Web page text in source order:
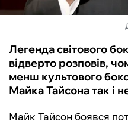
БУКМЕКЕРИ
Легенда світового
відверто розповів,
менш культового
Майка Тайсона так і
Майк Тайсон боявся